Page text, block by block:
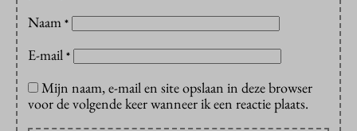
Naam *
E-mail *
Mijn naam, e-mail en site opslaan in deze browser
voor de volgende keer wanneer ik een reactie plaats.